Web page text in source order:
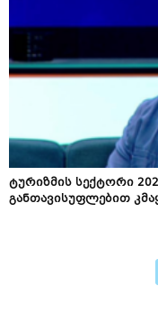
ტურიზმის სექტორი
განთავისუფლებით